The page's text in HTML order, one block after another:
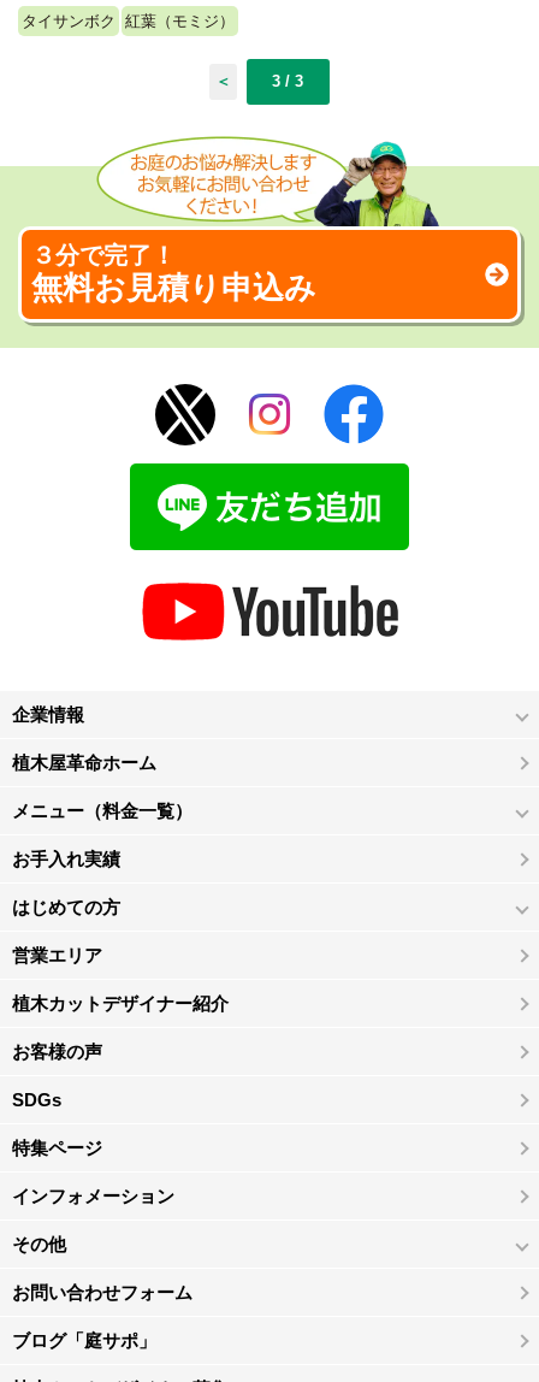
タイサンボク 紅葉（モミジ）
＜ 3 / 3
３分で完了！
無料お見積り申込み
企業情報
植木屋革命ホーム
メニュー（料金一覧）
お手入れ実績
はじめての方
営業エリア
植木カットデザイナー紹介
お客様の声
SDGs
特集ページ
インフォメーション
その他
お問い合わせフォーム
ブログ「庭サポ」